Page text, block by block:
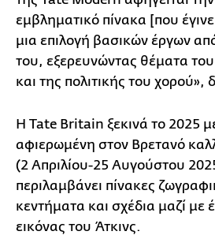
εμβληματικό πίνακα [που
μια επιλογή βασικών έργων
του, εξερευνώντας θέματα
και της πολιτικής του
Η Tate Britain ξεκινά το 2025
αφιερωμένη στον Βρετανό
(2 Απριλίου-25 Αυγούστου
περιλαμβάνει πίνακες
κεντήματα και σχέδια μαζί με
εικόνας του Άτκινς.